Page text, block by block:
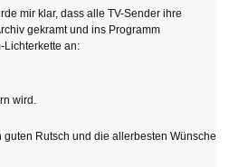
mir klar, dass alle TV-Sender ihre
gekramt und ins Programm
Lichterkette an:
wird.
Rutsch und die allerbesten Wünsche